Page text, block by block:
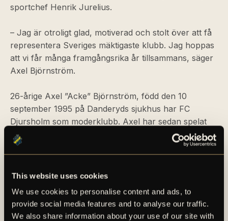
This website uses cookies
We use cookies to personalise content and ads, to
provide social media features and to analyse our traffic.
We also share information about your use of our site with
sportchef Henrik Jurelius.
– Jag är otroligt glad, motiverad och stolt över att få
representera Sveriges mäktigaste klubb. Jag hoppas
att vi får många framgångsrika år tillsammans, säger
Axel Björnström.
26-årige Axel ”Acke” Björnström, född den 10
september 1995 på Danderyds sjukhus har FC
Djursholm som moderklubb. Axel har sedan spelat
seniorfotboll med Vasalunds IF, IK Sirius FK och FK
Arsenal Tula.
För en längre faktapresentation av Axel Björnström,